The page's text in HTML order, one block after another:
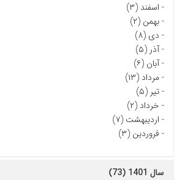
- اسفند (۳)
-بهمن (۲)
- دی (۸)
-آذر (۵)
-آبان (۶)
-مرداد (۱۳)
-تیر (۵)
- خرداد (۲)
- اردیبهشت (۷)
- فروردین (۳)
سال 1401 (73)